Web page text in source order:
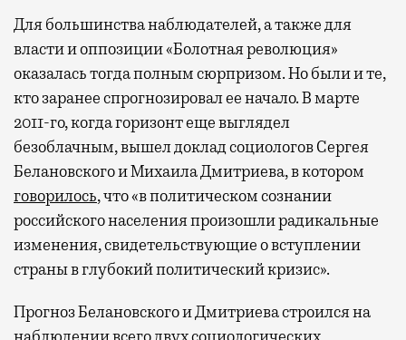
Для большинства наблюдателей, а также для
власти и оппозиции «Болотная революция»
оказалась тогда полным сюрпризом. Но были и те,
кто заранее спрогнозировал ее начало. В марте
2011-го, когда горизонт еще выглядел
безоблачным, вышел доклад социологов Сергея
Белановского и Михаила Дмитриева, в котором
говорилось, что «в политическом сознании
российского населения произошли радикальные
изменения, свидетельствующие о вступлении
страны в глубокий политический кризис».
Прогноз Белановского и Дмитриева строился на